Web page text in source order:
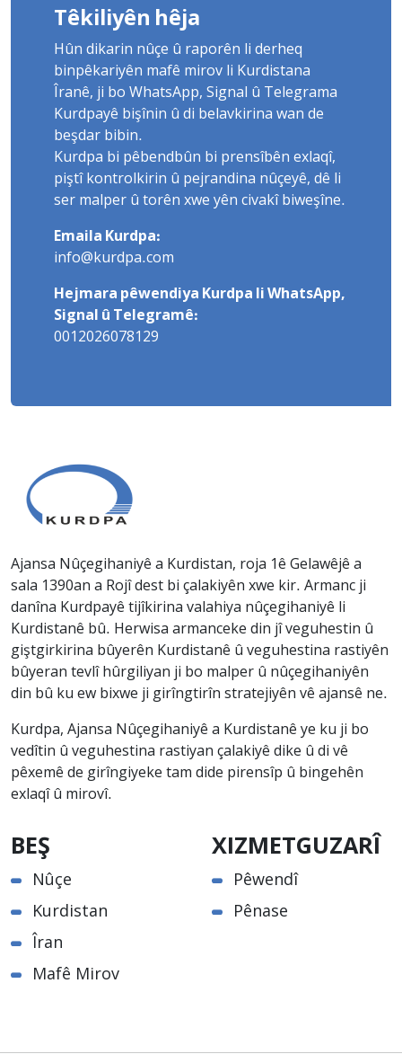
Têkiliyên hêja
Hûn dikarin nûçe û raporên li derheq
binpêkariyên mafê mirov li Kurdistana
Îranê, ji bo WhatsApp, Signal û Telegrama
Kurdpayê bişînin û di belavkirina wan de
beşdar bibin.
Kurdpa bi pêbendbûn bi prensîbên exlaqî,
piştî kontrolkirin û pejrandina nûçeyê, dê li
ser malper û torên xwe yên civakî biweşîne.
Emaila Kurdpa:
info@kurdpa.com
Hejmara pêwendiya Kurdpa li WhatsApp,
Signal û Telegramê:
0012026078129
Ajansa Nûçegihaniyê a Kurdistan, roja 1ê Gelawêjê a
sala 1390an a Rojî dest bi çalakiyên xwe kir. Armanc ji
danîna Kurdpayê tijîkirina valahiya nûçegihaniyê li
Kurdistanê bû. Herwisa armanceke din jî veguhestin û
giştgirkirina bûyerên Kurdistanê û veguhestina rastiyên
bûyeran tevlî hûrgiliyan ji bo malper û nûçegihaniyên
din bû ku ew bixwe ji girîngtirîn stratejiyên vê ajansê ne.
Kurdpa, Ajansa Nûçegihaniyê a Kurdistanê ye ku ji bo
vedîtin û veguhestina rastiyan çalakiyê dike û di vê
pêxemê de girîngiyeke tam dide pirensîp û bingehên
exlaqî û mirovî.
BEŞ
Nûçe
Kurdistan
Îran
Mafê Mirov
XIZMETGUZARÎ
Pêwendî
Pênase